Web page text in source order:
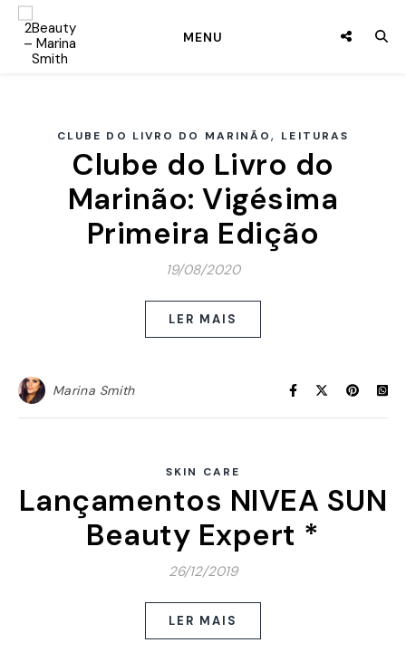
MENU
CLUBE DO LIVRO DO MARINÃO, LEITURAS
Clube do Livro do
Marinão: Vigésima
Primeira Edição
19/08/2020
LER MAIS
Marina Smith
SKIN CARE
Lançamentos NIVEA SUN
Beauty Expert *
26/12/2019
LER MAIS